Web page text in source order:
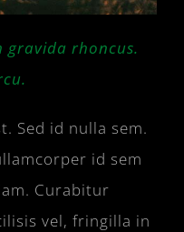
gravida rhoncus.
Sed id nulla sem.
id sem
Curabitur
vel, fringilla in